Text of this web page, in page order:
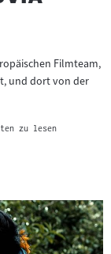
Filmteam,
und dort von der
zu lesen